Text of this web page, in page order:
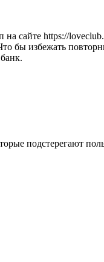
сайте https://
бы избежать
подстерегают